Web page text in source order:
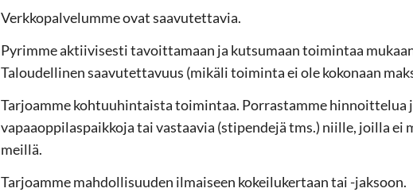
Verk­ko­pal­ve­lum­me ovat saa­vu­tet­ta­via.
Py­rim­me ak­tii­vi­ses­ti ta­voit­ta­maan ja kut­su­maan toi­min­taa
Ta­lou­del­li­nen saa­vu­tet­ta­vuus (mi­kä­li toi­min­ta ei ole ko­ko­naan
Tar­joam­me koh­tuu­hin­tais­ta toi­min­taa. Por­ras­tam­me hin­noit­te­lua
va­paa­op­pi­las­paik­ko­ja tai vas­taa­via (sti­pen­de­jä tms.) niil­le, joil­la ei
meil­lä.
Tar­joam­me mah­dol­li­suu­den il­mai­seen ko­kei­lu­ker­taan tai -​jaksoon.